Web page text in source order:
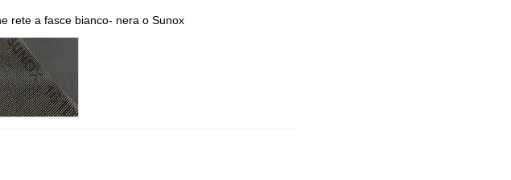
rete a fasce bianco- nera o Sunox